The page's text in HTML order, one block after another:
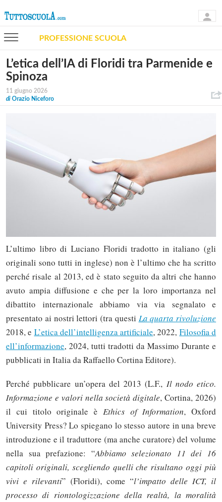
PROFESSIONE SCUOLA
L’etica dell’IA di Floridi tra Parmenide e
Spinoza
11 giugno 2026
di Orazio Niceforo
L’ultimo libro di Luciano Floridi tradotto in italiano (gli
originali sono tutti in inglese) non è l’ultimo che ha scritto
perché risale al 2013, ed è stato seguito da altri che hanno
avuto ampia diffusione e che per la loro importanza nel
dibattito internazionale abbiamo via via segnalato e
presentato ai nostri lettori (tra questi La quarta rivoluzione
2018, e L’etica dell’intelligenza artificiale, 2022, Filosofia d
ell’informazione, 2024, tutti tradotti da Massimo Durante e
pubblicati in Italia da Raffaello Cortina Editore).
Perché pubblicare un’opera del 2013 (L.F., Il nodo etico.
Informazione e valori nella società digitale, Cortina, 2026)
il cui titolo originale è Ethics of Information, Oxford
University Press? Lo spiegano lo stesso autore in una breve
introduzione e il traduttore (ma anche curatore) del volume
nella sua prefazione: “Abbiamo selezionato 11 dei 16
capitoli originali, scegliendo quelli che risultano oggi più
vivi e rilevanti” (Floridi), come “l’impatto delle ICT, il
processo di riontologizzazione della realtà, la moralità